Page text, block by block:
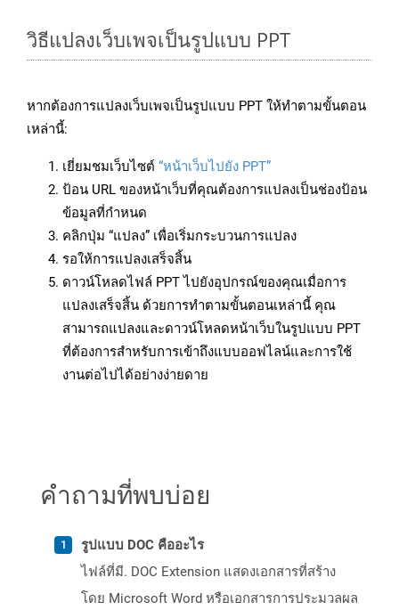
วิธีแปลงเว็บเพจเป็นรูปแบบ PPT
หากต้องการแปลงเว็บเพจเป็นรูปแบบ PPT ให้ทำตามขั้นตอน
เหล่านี้:
เยี่ยมชมเว็บไซต์ “หน้าเว็บไปยัง PPT”
ป้อน URL ของหน้าเว็บที่คุณต้องการแปลงเป็นช่องป้อน
ข้อมูลที่กำหนด
คลิกปุ่ม “แปลง” เพื่อเริ่มกระบวนการแปลง
รอให้การแปลงเสร็จสิ้น
ดาวน์โหลดไฟล์ PPT ไปยังอุปกรณ์ของคุณเมื่อการ
แปลงเสร็จสิ้น ด้วยการทำตามขั้นตอนเหล่านี้ คุณ
สามารถแปลงและดาวน์โหลดหน้าเว็บในรูปแบบ PPT
ที่ต้องการสำหรับการเข้าถึงแบบออฟไลน์และการใช้
งานต่อไปได้อย่างง่ายดาย
คำถามที่พบบ่อย
รูปแบบ DOC คืออะไร
ไฟล์ที่มี. DOC Extension แสดงเอกสารที่สร้าง
โดย Microsoft Word หรือเอกสารการประมวลผล